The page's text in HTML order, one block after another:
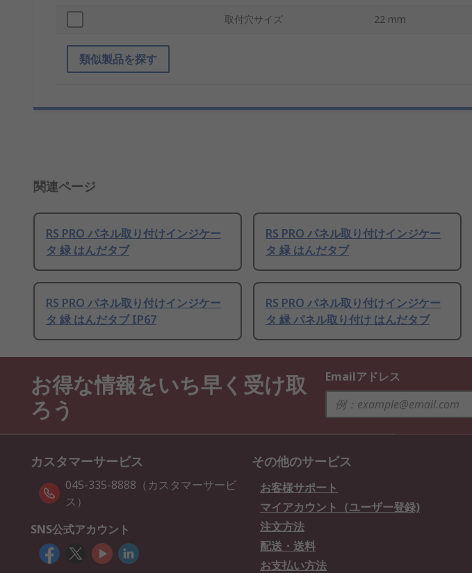
取付穴サイズ 22 mm
類似製品を探す
関連ページ
RS PRO パネル取り付けインジケー
タ 緑 はんだタブ
RS PRO パネル取り付けインジケー
タ 緑 はんだタブ
RS PRO パネル取り付けインジケー
タ 緑 はんだタブ IP67
RS PRO パネル取り付けインジケー
タ 緑 パネル取り付け はんだタブ
お得な情報をいち早く受け取
ろう
Emailアドレス
カスタマーサービス
045-335-8888（カスタマーサービ
ス）
SNS公式アカウント
その他のサービス
お客様サポート
マイアカウント（ユーザー登録)
注文方法
配送・送料
お支払い方法